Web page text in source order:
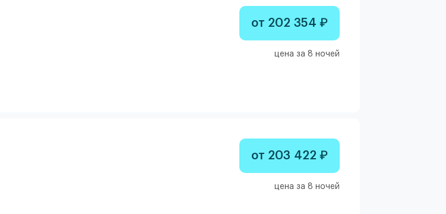
от 202 354 ₽
цена за 8 ночей
от 203 422 ₽
цена за 8 ночей